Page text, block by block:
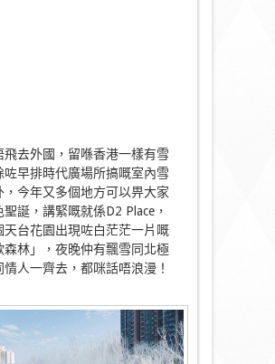
飛去外國，留喺香港一樣有雪
咗早排時代廣場所搞嘅室內雪
，今年又多個地方可以畀大家
聖誕，講緊嘅就係D2 Place，
天台花園出現咗白茫茫一片嘅
森林」，夜晚仲有飄雪同北極
情人一齊去，都咪話唔浪漫！